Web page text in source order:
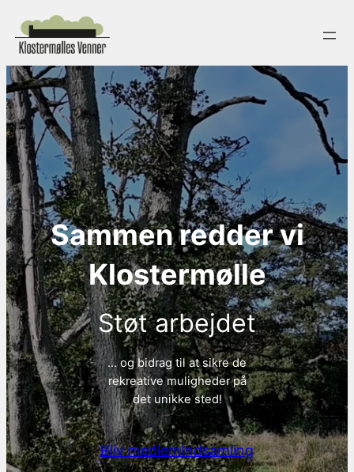
Spring
til
Sammen redder vi
Klostermølle
Støt arbejdet
… og bidrag til at sikre de
rekreative muligheder på
det unikke sted!
Bliv medlemIndsamling